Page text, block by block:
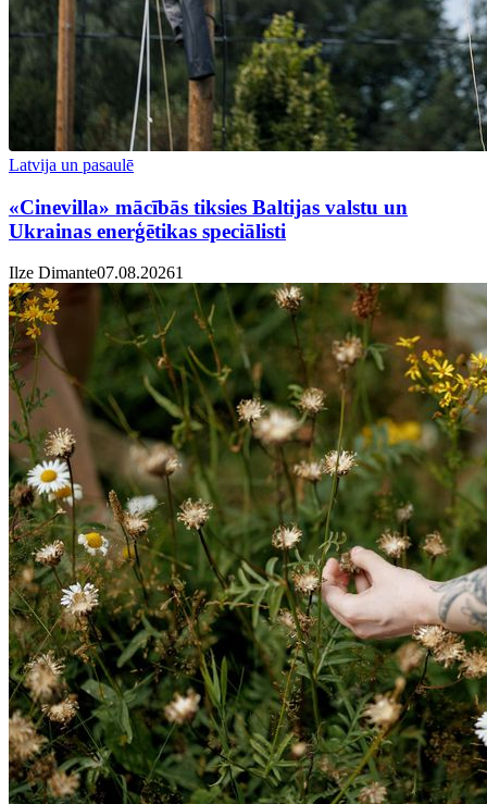
Latvija un pasaulē
«Cinevilla» mācībās tiksies Baltijas valstu un
Ukrainas enerģētikas speciālisti
Ilze Dimante07.08.20261